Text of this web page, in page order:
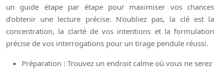
un guide étape par étape pour maximiser vos chances
d’obtenir une lecture précise. N’oubliez pas, la clé est la
concentration, la clarté de vos intentions et la formulation
précise de vos interrogations pour un tirage pendule réussi.
Préparation : Trouvez un endroit calme où vous ne serez